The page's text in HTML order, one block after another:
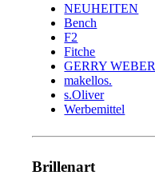
NEUHEITEN
Bench
F2
Fitche
GERRY WEBER
makellos.
s.Oliver
Werbemittel
Brillenart